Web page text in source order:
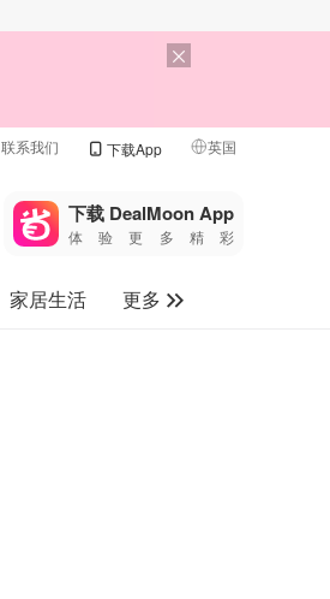
联系我们 下载App 英国
🇺🇸
🇨🇳 中国
🇨🇦加拿大
下载 DealMoon App
体验更多精彩
家居生活
更多